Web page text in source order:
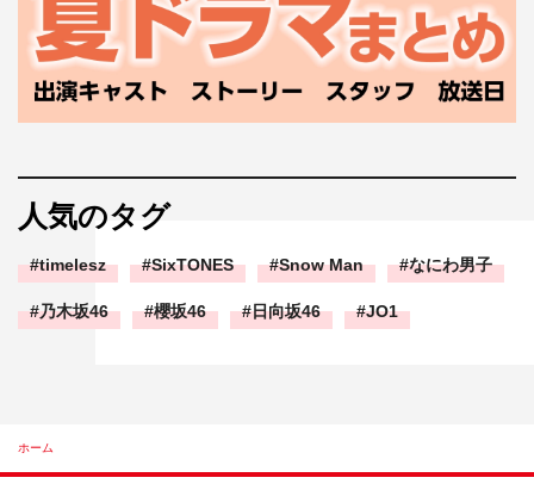
人気のタグ
timelesz SixTONES Snow Man なにわ男子
乃木坂46 櫻坂46 日向坂46 JO1
ホーム